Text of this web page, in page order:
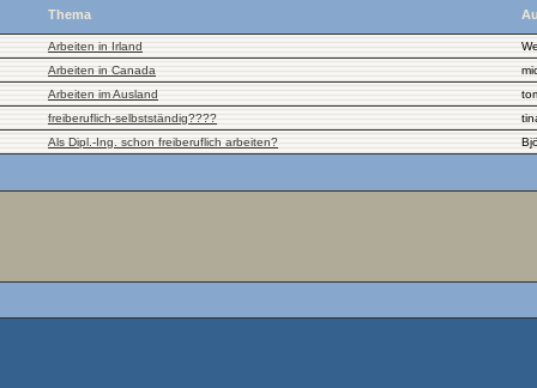
Thema
Arbeiten in Irland
Arbeiten in Canada
Arbeiten im Ausland
freiberuflich-selbstständig????
Als Dipl.-Ing. schon freiberuflich arbeiten?